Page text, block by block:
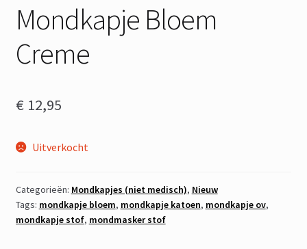
Mondkapje Bloem
Creme
€ 12,95
Uitverkocht
Categorieën: Mondkapjes (niet medisch), Nieuw
Tags: mondkapje bloem, mondkapje katoen, mondkapje ov,
mondkapje stof, mondmasker stof